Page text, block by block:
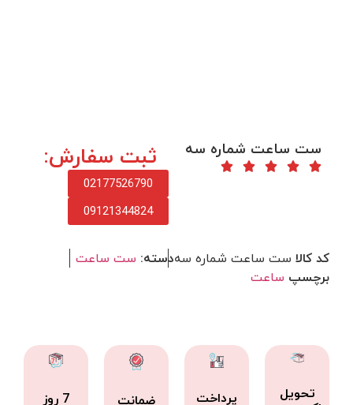
ست ساعت شماره سه ثبت سفارش:
02177526790
09121344824
کد کالا ست ساعت شماره سهدسته: ست ساعت
برچسپ ساعت
تحویل پرداخت ضمانت 7 روز